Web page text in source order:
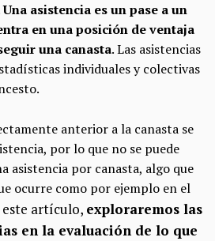
Una asistencia es un pase a un
en una posición de ventaja
una canasta. Las asistencias
individuales y colectivas
anterior a la canasta se
por lo que no se puede
asistencia por canasta, algo que
ocurre como por ejemplo en el
este artículo, exploraremos las
en la evaluación de lo que